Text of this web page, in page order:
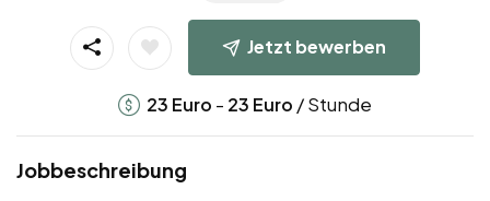
Jetzt bewerben
23 Euro - 23 Euro / Stunde
Jobbeschreibung